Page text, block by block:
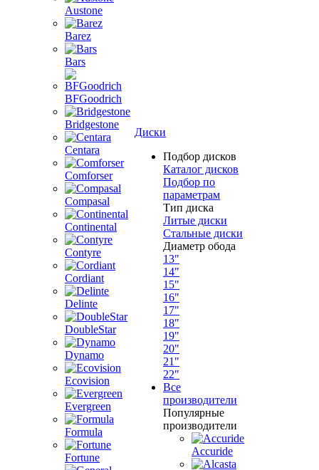
Austone
Barez
Bars
BFGoodrich
Bridgestone
Centara
Comforser
Compasal
Continental
Contyre
Cordiant
Delinte
DoubleStar
Dynamo
Ecovision
Evergreen
Formula
Fortune
Диски
Подбор дисков
Каталог дисков
Подбор по
параметрам
Тип диска
Литые диски
Стальные диски
Диаметр обода
13"
14"
15"
16"
17"
18"
19"
20"
21"
22"
Все
производители
Популярные
производители
Accuride